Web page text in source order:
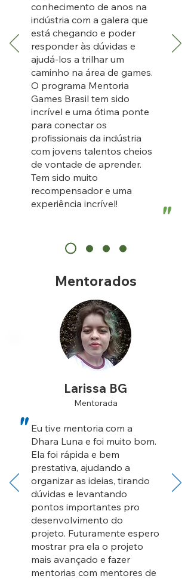
conhecimento de anos na
indústria com a galera que
está chegando e poder
responder às dúvidas e
ajudá-los a trilhar um
caminho na área de games.
O programa Mentoria
Games Brasil tem sido
incrível e uma ótima ponte
para conectar os
profissionais da indústria
com jovens talentos cheios
de vontade de aprender.
Tem sido muito
recompensador e uma
experiência incrível!
"
Mentorados
Larissa BG
Mentorada
" Eu tive mentoria com a
Dhara Luna e foi muito bom.
Ela foi rápida e bem
prestativa, ajudando a
organizar as ideias, tirando
dúvidas e levantando
pontos importantes pro
desenvolvimento do
projeto. Futuramente espero
mostrar pra ela o projeto
mais avançado e fazer
mentorias com mentores de